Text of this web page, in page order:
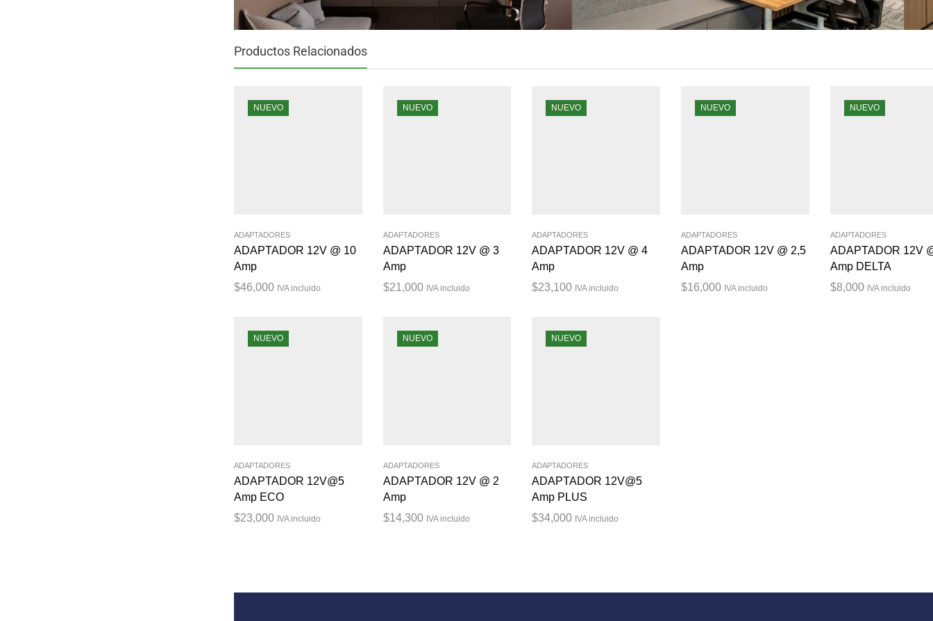
Productos Relacionados
NUEVO
ADAPTADORES
ADAPTADOR 12V @ 10
Amp
$46,000 IVA incluido
NUEVO
ADAPTADORES
ADAPTADOR 12V @ 3
Amp
$21,000 IVA incluido
NUEVO
ADAPTADORES
ADAPTADOR 12V @ 4
Amp
$23,100 IVA incluido
NUEVO
ADAPTADORES
ADAPTADOR 12V @ 2,5
Amp
$16,000 IVA incluido
NUEVO
ADAPTADORES
ADAPTADOR 12V
Amp DELTA
$8,000 IVA incluido
NUEVO
ADAPTADORES
ADAPTADOR 12V@5
Amp ECO
$23,000 IVA incluido
NUEVO
ADAPTADORES
ADAPTADOR 12V @ 2
Amp
$14,300 IVA incluido
NUEVO
ADAPTADORES
ADAPTADOR 12V@5
Amp PLUS
$34,000 IVA incluido